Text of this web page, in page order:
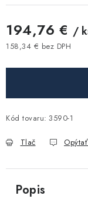
Kúpeľňa a
Kontakty Poštovné
Reklamačné
194,76 € /
158,34 € bez DPH
Kód tovaru: 3590-1
Tlač
Popis